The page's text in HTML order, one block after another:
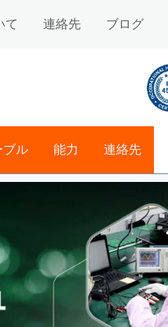
て 連絡先 ブログ
ブル 能力 連絡先